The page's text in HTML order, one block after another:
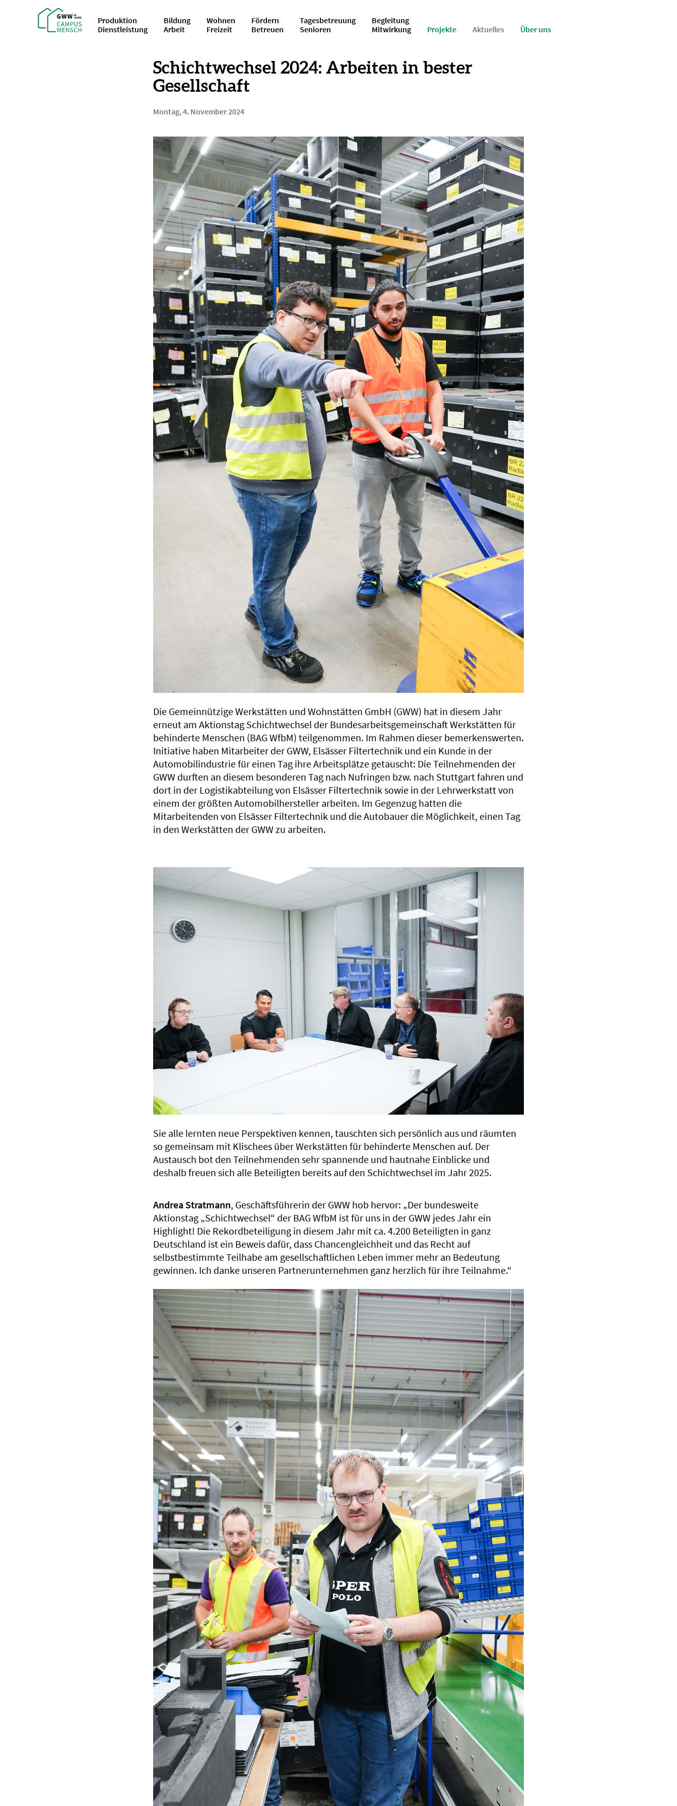
Produktion
Dienstleistung
Bildung
Arbeit
Wohnen
Freizeit
Fördern
Betreuen
Tagesbetreuung
Senioren
Begleitung
Mitwirkung
Projekte Aktuelles Über uns
Schichtwechsel 2024: Arbeiten in bester
Gesellschaft
Montag, 4. November 2024
Die Gemeinnützige Werkstätten und Wohnstätten GmbH (GWW) hat in diesem Jahr
erneut am Aktionstag Schichtwechsel der Bundesarbeitsgemeinschaft Werkstätten für
behinderte Menschen (BAG WfbM) teilgenommen. Im Rahmen dieser bemerkenswerten.
Initiative haben Mitarbeiter der GWW, Elsässer Filtertechnik und ein Kunde in der
Automobilindustrie für einen Tag ihre Arbeitsplätze getauscht: Die Teilnehmenden der
GWW durften an diesem besonderen Tag nach Nufringen bzw. nach Stuttgart fahren und
dort in der Logistikabteilung von Elsässer Filtertechnik sowie in der Lehrwerkstatt von
einem der größten Automobilhersteller arbeiten. Im Gegenzug hatten die
Mitarbeitenden von Elsässer Filtertechnik und die Autobauer die Möglichkeit, einen Tag
in den Werkstätten der GWW zu arbeiten.
Sie alle lernten neue Perspektiven kennen, tauschten sich persönlich aus und räumten
so gemeinsam mit Klischees über Werkstätten für behinderte Menschen auf. Der
Austausch bot den Teilnehmenden sehr spannende und hautnahe Einblicke und
deshalb freuen sich alle Beteiligten bereits auf den Schichtwechsel im Jahr 2025.
Andrea Stratmann, Geschäftsführerin der GWW hob hervor: „Der bundesweite
Aktionstag „Schichtwechsel“ der BAG WfbM ist für uns in der GWW jedes Jahr ein
Highlight! Die Rekordbeteiligung in diesem Jahr mit ca. 4.200 Beteiligten in ganz
Deutschland ist ein Beweis dafür, dass Chancengleichheit und das Recht auf
selbstbestimmte Teilhabe am gesellschaftlichen Leben immer mehr an Bedeutung
gewinnen. Ich danke unseren Partnerunternehmen ganz herzlich für ihre Teilnahme.“